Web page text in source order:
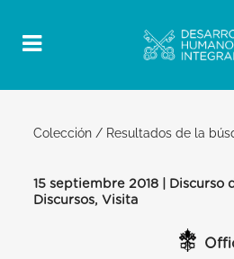
Colección / Resultados de la
15 septiembre 2018 | Discurso
Discursos, Visita